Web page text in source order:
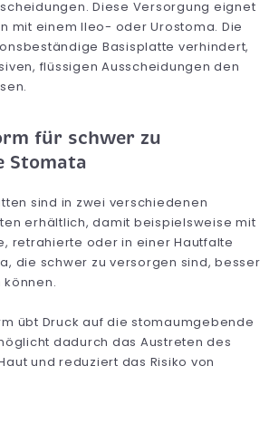
Diese Versorgung eignet
mit einem Ileo- oder Urostoma. Die
Basisplatte verhindert,
flüssigen Ausscheidungen den
für schwer zu
Stomata
sind in zwei verschiedenen
erhältlich, damit beispielsweise mit
retrahierte oder in einer Hautfalte
die schwer zu versorgen sind, besser
übt Druck auf die stomaumgebende
dadurch das Austreten des
und reduziert das Risiko von